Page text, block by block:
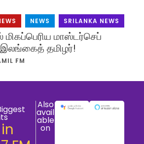
NEWS SRILANKA NEWS
மிகப்பெரிய மாஸ்டர்செப்
தமிழர்!
FM
Also
avail
able
on